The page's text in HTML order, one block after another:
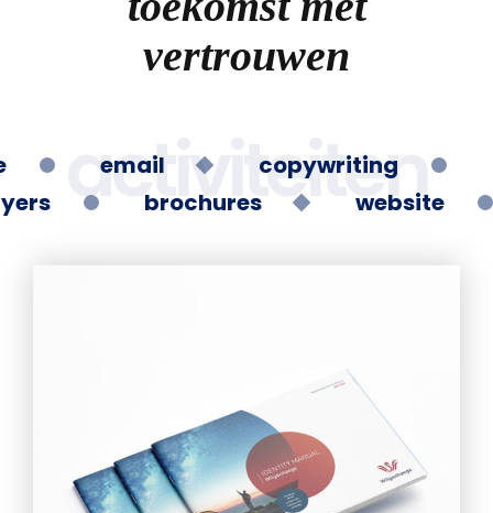
vertrouwen
activiteiten
email copywriting
brochures website